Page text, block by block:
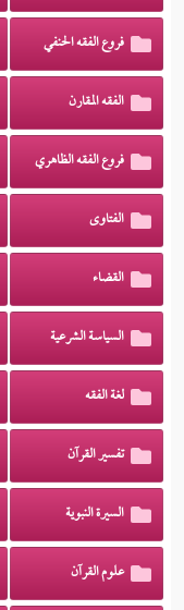
فروع الفقه الحنفي
الفقه المقارن
فروع الفقه الظاهري
الفتاوى
القضاء
السياسة الشرعية
لغة الفقه
تفسير القرآن
السيرة النبوية
علوم القرآن